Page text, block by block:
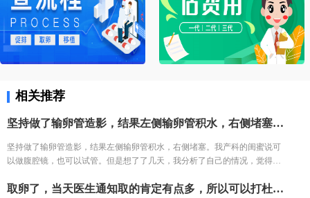
相关推荐
坚持做了输卵管造影，结果左侧输卵管积水，右侧堵塞。我产科的闺蜜说可以做腹腔镜，也可以试管。但是想了了几天，我分析了自己的情况，觉得手术之后再尝试，万一没怀复发还是要去试管。再者也怕自己怀容易宫外孕，我家离三附院比较近，打算直接去三附院，试管了。
坚持做了输卵管造影，结果左侧输卵管积水，右侧堵塞。我产科的闺蜜说可
以做腹腔镜，也可以试管。但是想了了几天，我分析了自己的情况，觉得手
我家离三附院比较近，打算直接去三附院，试管了。
取卵了，当天医生通知取的肯定有点多，所以可以打杜冷丁，但不能止痛，只是镇定下。一早空腹去手术室签字，换了手术衣服进去等待。打了针我就躺床上等着，看着之前取卵的姐妹一个一个出来都哭了，我也怕的不行了。 结果出来了，取了22个，配对17个，结果冻胚5个囊胚1个。 取卵之后第三天，卵巢过度刺激征开始了，喝进去的水和食物根本排不出来。进去多出来少，可想而知多难受，短短几天，肚子如同怀孕几个月，全身鼓起来，吃不好睡不好。 由于积液严重，直接住院治疗，期间对几种治疗的药物全部过敏。每天只能挂葡萄糖，难受得想死。 最后听产科闺蜜建议，托人去医药公司买了人球白蛋白挂上，突然一晚跑了很多次厕所，第二天马上松快了许多。这关算是熬过去了。 补充下，造成卵巢过度刺激征的原因一个是因为年轻，卵巢敏感，受到大量药物刺激，激素水平失调，再者就是血液里的电解质缺失导致大量血液里的蛋白流失。